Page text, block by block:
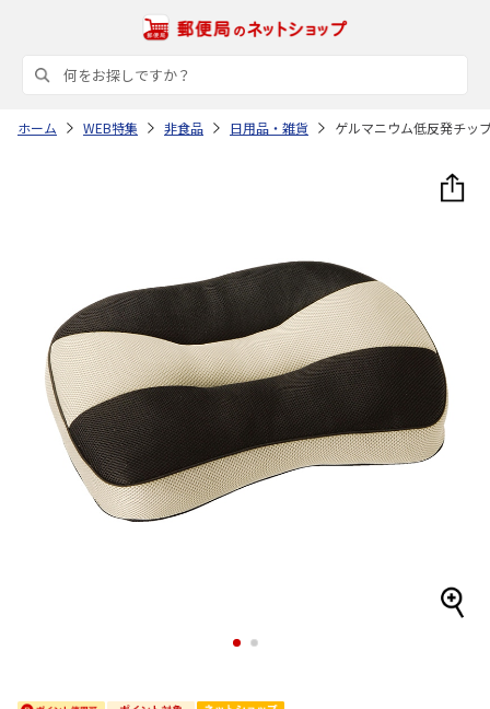
ホーム WEB特集 非食品 日用品・雑貨 ゲルマニウム低反発チ
1 2